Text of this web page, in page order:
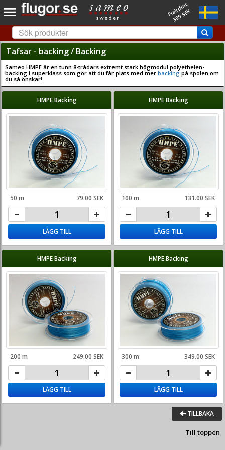
Fraktfritt
399 SEK
Tafsar - backing / Backing
Sameo HMPE är en tunn 8-trådars extremt stark högmodul polyethelen-
backing i superklass som gör att du får plats med mer backing på spolen om
du så önskar!
HMPE Backing
50 m 79.00 SEK
LÄGG TILL
HMPE Backing
100 m 131.00 SEK
LÄGG TILL
HMPE Backing
200 m 249.00 SEK
LÄGG TILL
HMPE Backing
300 m 349.00 SEK
LÄGG TILL
TILLBAKA
Till toppen